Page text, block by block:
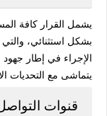
يشمل القرار كافة
بشكل استثنائي، والتي
الإجراء في إطار جهود
يتماشى مع التحديات
قنوات